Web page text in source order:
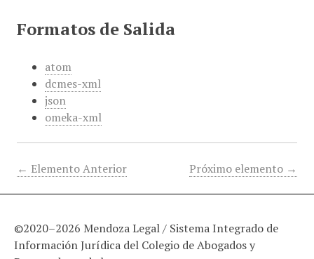
Formatos de Salida
atom
dcmes-xml
json
omeka-xml
← Elemento Anterior Próximo elemento →
©2020–2026 Mendoza Legal / Sistema Integrado de
Información Jurídica del Colegio de Abogados y